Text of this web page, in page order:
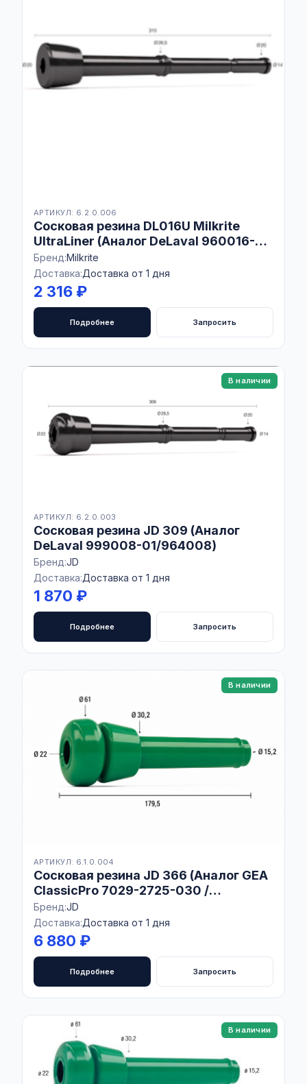
АРТИКУЛ: 6.2.0.006
Сосковая резина DL016U Milkrite
UltraLiner (Аналог DeLaval 960016-
01), Комплект 4 шт
Бренд:Milkrite
Доставка:Доставка от 1 дня
2 316 ₽
Подробнее Запросить
В наличии
АРТИКУЛ: 6.2.0.003
Сосковая резина JD 309 (Аналог
DeLaval 999008-01/964008)
Бренд:JD
Доставка:Доставка от 1 дня
1 870 ₽
Подробнее Запросить
В наличии
АРТИКУЛ: 6.1.0.004
Сосковая резина JD 366 (Аналог GEA
ClassicPro 7029-2725-030 /
STIMULOR S20)
Бренд:JD
Доставка:Доставка от 1 дня
6 880 ₽
Подробнее Запросить
В наличии